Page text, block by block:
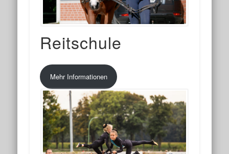
Reitschule
Mehr Informationen